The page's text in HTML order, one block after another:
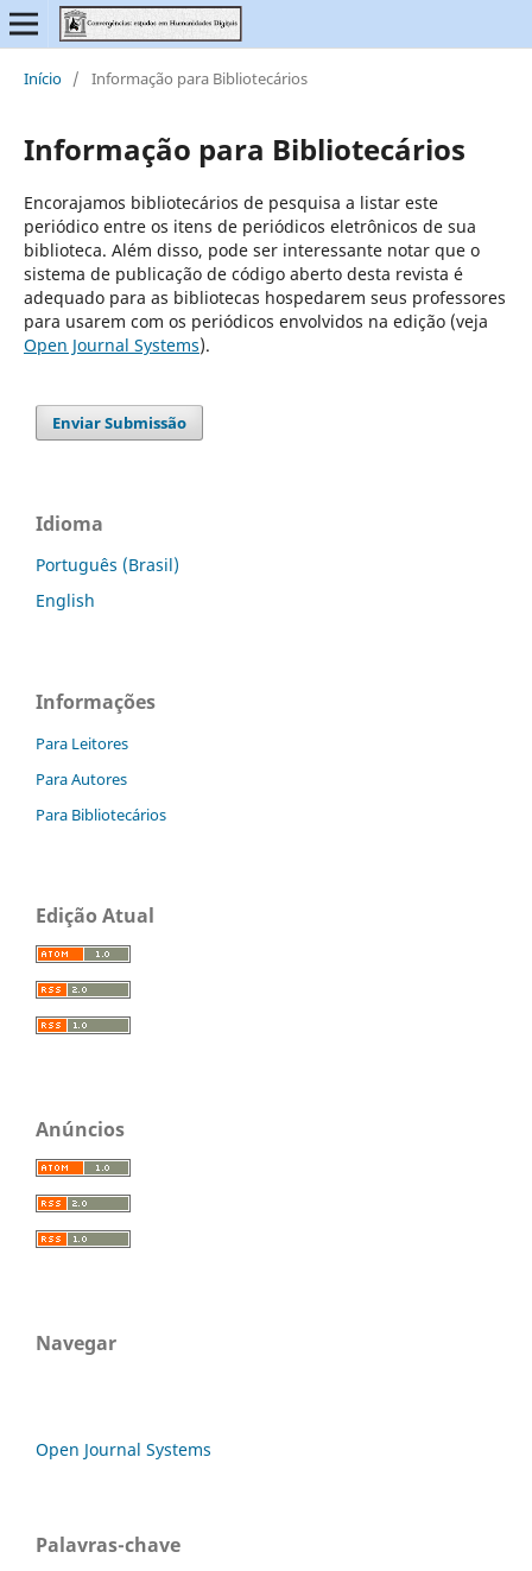
Início / Informação para Bibliotecários
Informação para Bibliotecários
Encorajamos bibliotecários de pesquisa a listar este
periódico entre os itens de periódicos eletrônicos de sua
biblioteca. Além disso, pode ser interessante notar que o
sistema de publicação de código aberto desta revista é
adequado para as bibliotecas hospedarem seus professores
para usarem com os periódicos envolvidos na edição (veja
Open Journal Systems).
Enviar Submissão
Idioma
Português (Brasil)
English
Informações
Para Leitores
Para Autores
Para Bibliotecários
Edição Atual
Anúncios
Navegar
Open Journal Systems
Palavras-chave